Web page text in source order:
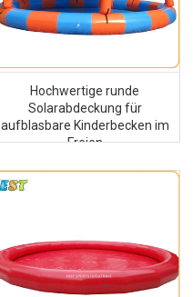
Hochwertige runde
Solarabdeckung für
aufblasbare Kinderbecken im
Freien